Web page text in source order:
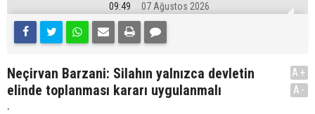
09:49 07 Ağustos 2026
Neçirvan Barzani: Silahın yalnızca devletin
elinde toplanması kararı uygulanmalı
.
A+
A-